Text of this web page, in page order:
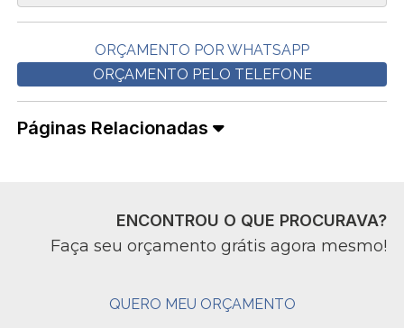
ORÇAMENTO POR WHATSAPP
ORÇAMENTO PELO TELEFONE
Páginas Relacionadas
ENCONTROU O QUE PROCURAVA?
Faça seu orçamento grátis agora mesmo!
QUERO MEU ORÇAMENTO